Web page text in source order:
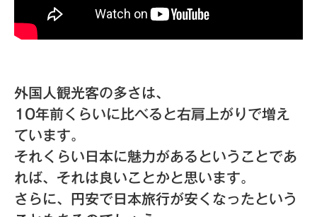
外国人観光客の多さは、
10年前くらいに比べると右肩上がりで増え
ています。
それくらい日本に魅力があるということであ
れば、それは良いことかと思います。
さらに、円安で日本旅行が安くなったという